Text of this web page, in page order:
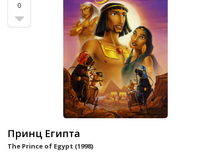
0
Принц Египта
The Prince of Egypt (1998)